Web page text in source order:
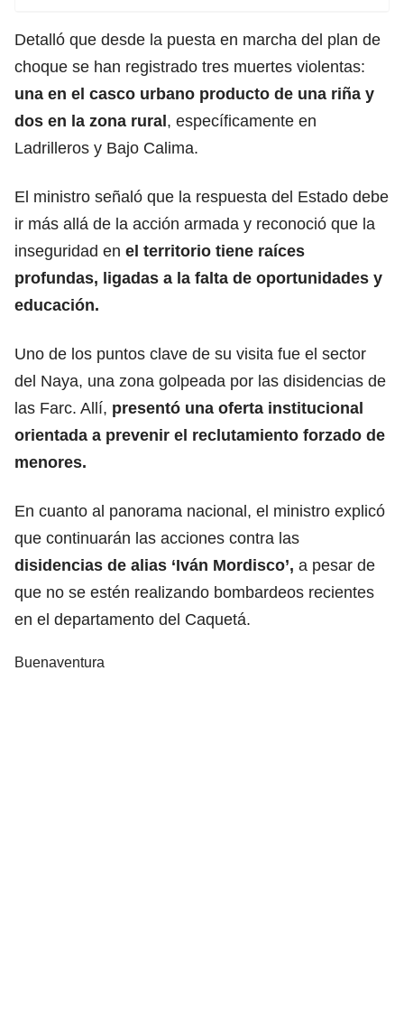
Detalló que desde la puesta en marcha del plan de
choque se han registrado tres muertes violentas:
una en el casco urbano producto de una riña y
dos en la zona rural, específicamente en
Ladrilleros y Bajo Calima.
El ministro señaló que la respuesta del Estado debe
ir más allá de la acción armada y reconoció que la
inseguridad en el territorio tiene raíces
profundas, ligadas a la falta de oportunidades y
educación.
Uno de los puntos clave de su visita fue el sector
del Naya, una zona golpeada por las disidencias de
las Farc. Allí, presentó una oferta institucional
orientada a prevenir el reclutamiento forzado de
menores.
En cuanto al panorama nacional, el ministro explicó
que continuarán las acciones contra las
disidencias de alias ‘Iván Mordisco’, a pesar de
que no se estén realizando bombardeos recientes
en el departamento del Caquetá.
Buenaventura